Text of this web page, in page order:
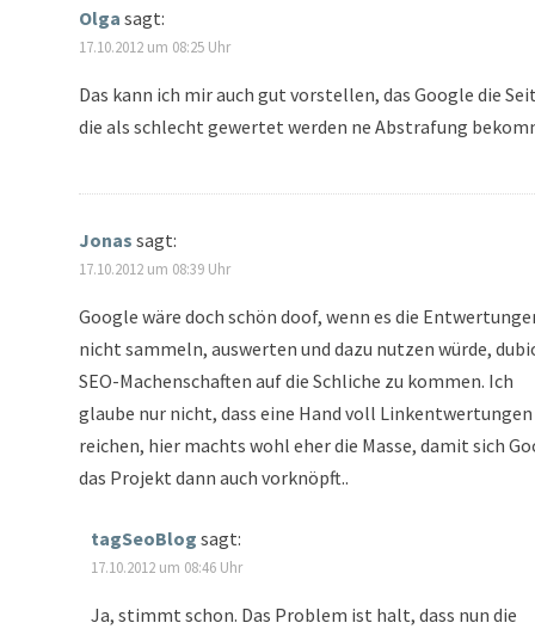
Olga sagt:
17.10.2012 um 08:25 Uhr
Das kann ich mir auch gut vorstellen, das Google die
die als schlecht gewertet werden ne Abstrafung
Jonas sagt:
17.10.2012 um 08:39 Uhr
Google wäre doch schön doof, wenn es die
nicht sammeln, auswerten und dazu nutzen würde,
SEO-Machenschaften auf die Schliche zu kommen. Ich
glaube nur nicht, dass eine Hand voll Linkentwertungen
reichen, hier machts wohl eher die Masse, damit sich
das Projekt dann auch vorknöpft..
tagSeoBlog sagt:
17.10.2012 um 08:46 Uhr
Ja, stimmt schon. Das Problem ist halt, dass nun die